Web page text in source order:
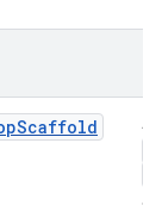
상
로